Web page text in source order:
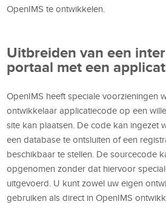
OpenIMS te ontwikkelen.
Uitbreiden van een
portaal met een
OpenIMS heeft speciale voorzieningen
ontwikkelaar applicatiecode op een
site kan plaatsen. De code kan ingezet
een database te ontsluiten of een
beschikbaar te stellen. De sourcecode
opgenomen zonder dat hiervoor
uitgevoerd. U kunt zowel uw eigen
gebruiken als direct in OpenIMS